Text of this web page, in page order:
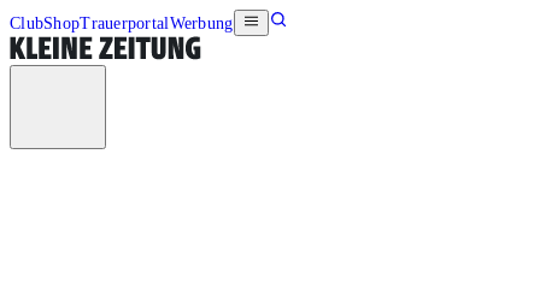
ClubShopTrauerportalWerbung